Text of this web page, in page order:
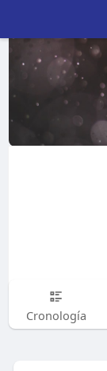
Cronología